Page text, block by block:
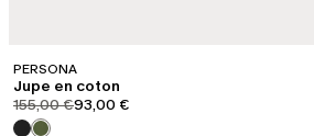
PERSONA
Jupe en coton
product.price.original
155,00 €product.price.sale
93,00 €